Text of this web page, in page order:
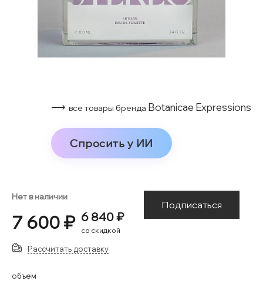
⟶ все товары бренда Botanicae Expressions
Спросить у ИИ
Нет в наличии
7 600 ₽ 6 840 ₽
со скидкой
Подписаться
Рассчитать доставку
объем